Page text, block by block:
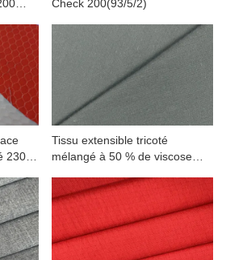
Check 200(93/5/2)
230
Tissu extensible tricoté
mélangé à 50 % de viscose
d'aramide